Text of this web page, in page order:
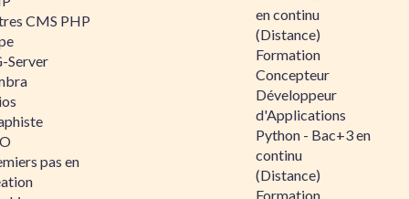
CMS PHP
Server
pas en
en continu
(Distance)
Formation
Concepteur
Développeur
d'Applications
Python - Bac+3 en
continu
(Distance)
Formation